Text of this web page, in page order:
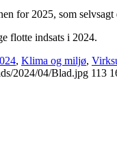
for 2025, som
flotte indsats i 2024.
, Klima og miljø,
2024/04/Blad.jpg 113